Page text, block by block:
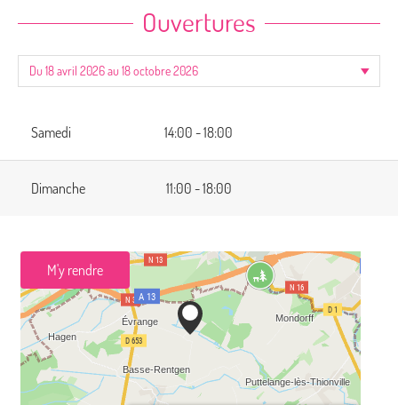
Ouvertures
Samedi 14:00 - 18:00
Dimanche 11:00 - 18:00
M'y rendre